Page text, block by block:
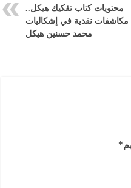
محتويات كتاب تفكيك هيكل..
مكاشفات نقدية في إشكاليات
محمد حسنين هيكل